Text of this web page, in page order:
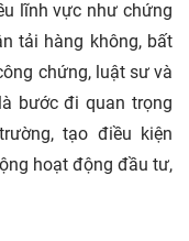
lĩnh vực như chứng
tải hàng không, bất
chứng, luật sư và
bước đi quan trọng
tạo điều kiện
hoạt động đầu tư,